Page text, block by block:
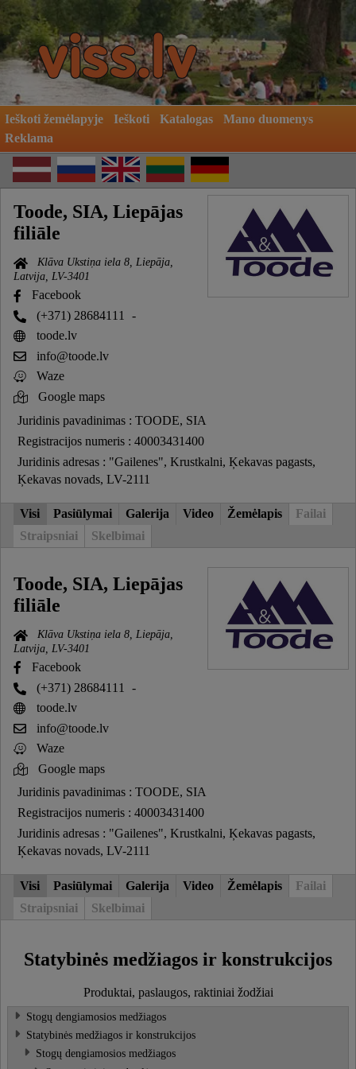
Ieškoti žemėlapyje Ieškoti Katalogas
Mano duomenys
Reklama
Toode, SIA, Liepājas
filiāle
Klāva Ukstiņa iela 8, Liepāja,
Latvija, LV-3401
Facebook
(+371) 28684111
-
toode.lv
info@toode.lv
Waze
Google maps
Juridinis pavadinimas : TOODE, SIA
Registracijos numeris : 40003431400
Juridinis adresas : "Gailenes", Krustkalni, Ķekavas pagasts,
Ķekavas novads, LV-2111
Visi Pasiūlymai Galerija Video Žemėlapis
Failai
Straipsniai
Skelbimai
Toode, SIA, Liepājas
filiāle
Klāva Ukstiņa iela 8, Liepāja,
Latvija, LV-3401
Facebook
(+371) 28684111
-
toode.lv
info@toode.lv
Waze
Google maps
Juridinis pavadinimas : TOODE, SIA
Registracijos numeris : 40003431400
Juridinis adresas : "Gailenes", Krustkalni, Ķekavas pagasts,
Ķekavas novads, LV-2111
Visi Pasiūlymai Galerija Video Žemėlapis
Failai
Straipsniai
Skelbimai
Statybinės medžiagos ir konstrukcijos
Produktai, paslaugos, raktiniai žodžiai
Stogų dengiamosios medžiagos
Statybinės medžiagos ir konstrukcijos
Stogų dengiamosios medžiagos